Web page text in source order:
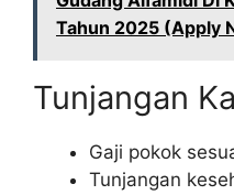
Tahun 2025 (Apply
Tunjangan
Gaji pokok
Tunjangan